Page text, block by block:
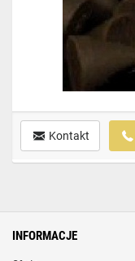
Kontakt
INFORMACJE